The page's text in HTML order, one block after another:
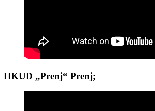
HKUD „Prenj“ Prenj;